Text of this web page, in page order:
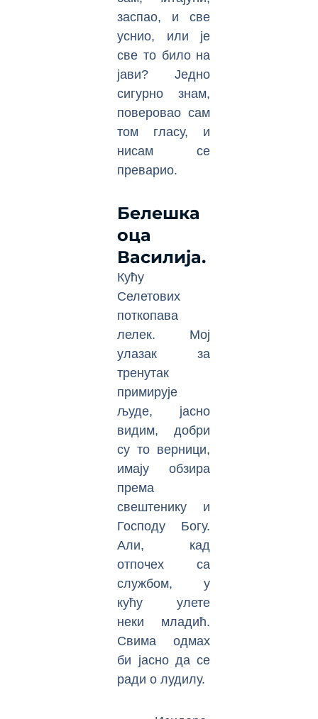
заспао, и све
уснио, или је
све то било на
јави? Једно
сигурно знам,
поверовао сам
том гласу, и
нисам се
преварио.
Белешка
оца
Василија.
Кућу
Селетових
поткопава
лелек. Мој
улазак за
тренутак
примирује
људе, јасно
видим, добри
су то верници,
имају обзира
према
свештенику и
Господу Богу.
Али, кад
отпочех са
службом, у
кућу улете
неки младић.
Свима одмах
би јасно да се
ради о лудилу.